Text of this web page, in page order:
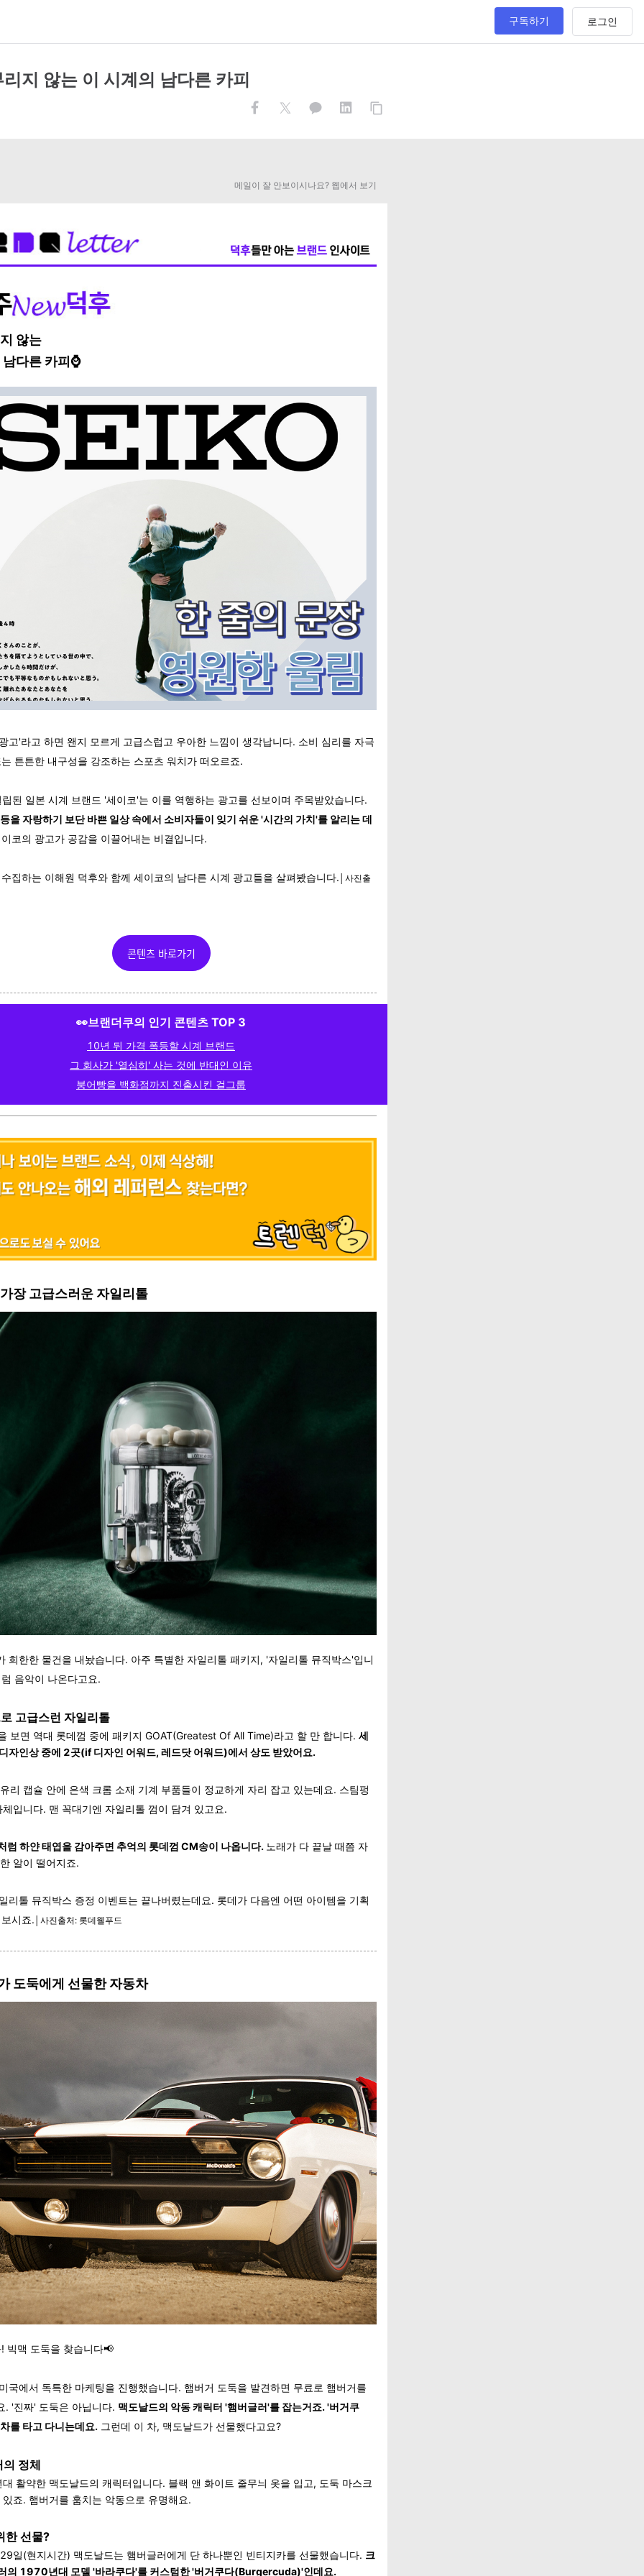
구독하기
리지 않는 이 시계의 남다른 카피
메일이 잘 안보이시나요? 웹에서 보기
않는
다른 카피⌚
고'라고 하면 왠지 모르게 고급스럽고 우아한 느낌이 생각납니다. 소비 심리를 자극
튼튼한 내구성을 강조하는 스포츠 워치가 떠오르죠.
된 일본 시계 브랜드 '세이코'는 이를 역행하는 광고를 선보이며 주목받았습니다.
을 자랑하기 보단 바쁜 일상 속에서 소비자들이 잊기 쉬운 '시간의 가치'를 알리는 데
코의 광고가 공감을 이끌어내는 비결입니다.
집하는 이해원 덕후와 함께 세이코의 남다른 시계 광고들을 살펴봤습니다. │사진출
콘텐츠 바로가기
👀브랜더쿠의 인기 콘텐츠 TOP 3
10년 뒤 가격 폭등할 시계 브랜드
그 회사가 '열심히' 사는 것에 반대인 이유
붕어빵을 백화점까지 진출시킨 걸그룹
장 고급스러운 자일리톨
희한한 물건을 내놨습니다. 아주 특별한 자일리톨 패키지, '자일리톨 뮤직박스'입니
음악이 나온다고요.
고급스런 자일리톨
보면 역대 롯데껌 중에 패키지 GOAT(Greatest Of All Time)라고 할 만 합니다. 세
자인상 중에 2곳(if 디자인 어워드, 레드닷 어워드)에서 상도 받았어요.
리 캡슐 안에 은색 크롬 소재 기계 부품들이 정교하게 자리 잡고 있는데요. 스팀펑
체입니다. 맨 꼭대기엔 자일리톨 껌이 담겨 있고요.
럼 하얀 태엽을 감아주면 추억의 롯데껌 CM송이 나옵니다. 노래가 다 끝날 때쯤 자
알이 떨어지죠.
리톨 뮤직박스 증정 이벤트는 끝나버렸는데요. 롯데가 다음엔 어떤 아이템을 기획
시죠. │사진출처: 롯데웰푸드
도둑에게 선물한 자동차
빅맥 도둑을 찾습니다📢
국에서 독특한 마케팅을 진행했습니다. 햄버거 도둑을 발견하면 무료로 햄버거를
. '진짜' 도둑은 아닙니다. 맥도날드의 악동 캐릭터 '햄버글러'를 잡는거죠. '버거쿠
를 타고 다니는데요. 그런데 이 차, 맥도날드가 선물했다고요?
정체
활약한 맥도날드의 캐릭터입니다. 블랙 앤 화이트 줄무늬 옷을 입고, 도둑 마스크
있죠. 햄버거를 훔치는 악동으로 유명해요.
한 선물?
일(현지시간) 맥도날드는 햄버글러에게 단 하나뿐인 빈티지카를 선물했습니다. 크
의 1970년대 모델 '바라쿠다'를 커스텀한 '버거쿠다(Burgercuda)'인데요.